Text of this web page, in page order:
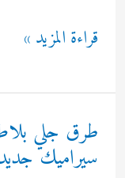
فتح
الباب
بالكويت
قراءة المزيد »
طرق جلي
سيراميك جديدة